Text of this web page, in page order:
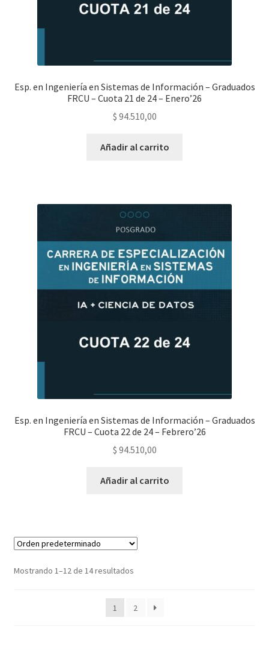
Esp. en Ingeniería en Sistemas de Información – Graduados
FRCU – Cuota 21 de 24 – Enero’26
$ 94.510,00
Añadir al carrito
Esp. en Ingeniería en Sistemas de Información – Graduados
FRCU – Cuota 22 de 24 – Febrero’26
$ 94.510,00
Añadir al carrito
Mostrando 1–12 de 14 resultados
1 2